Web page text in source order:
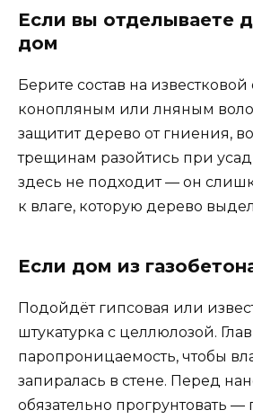
Если вы отделываете
дом
Берите состав на известковой
конопляным или лняным
защитит дерево от гниения,
трещинам разойтись при
здесь не подходит — он
к влаге, которую дерево
Если дом из
Подойдёт гипсовая или
штукатурка с целлюлозой.
паропроницаемость, чтобы
запиралась в стене. Перед
обязательно прогрунтовать —